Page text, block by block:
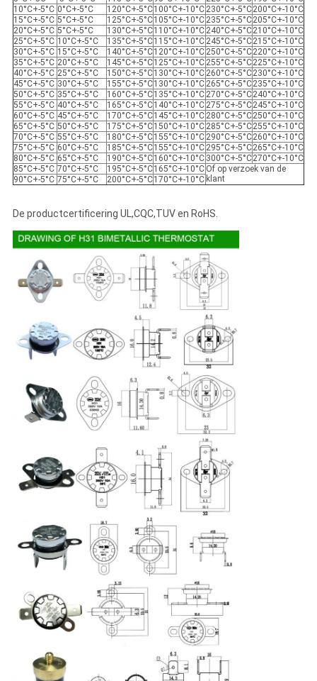
10°C+-5°C 0°C+-5°C 120°C+-5°C100°C+-10°C 230°C+-5°C200°C+-10°C
15°C+-5°C 5°C+-5°C 125°C+-5°C105°C+-10°C 235°C+-5°C205°C+-10°C
20°C+-5°C 5°C+-5°C 130°C+-5°C110°C+-10°C 240°C+-5°C210°C+-10°C
25°C+-5°C 10°C+-5°C 135°C+-5°C115°C+-10°C 245°C+-5°C215°C+-10°C
30°C+-5°C 15°C+-5°C 140°C+-5°C120°C+-10°C 250°C+-5°C220°C+-10°C
35°C+-5°C 20°C+-5°C 145°C+-5°C125°C+-10°C 255°C+-5°C225°C+-10°C
40°C+-5°C 25°C+-5°C 150°C+-5°C130°C+-10°C 260°C+-5°C230°C+-10°C
45°C+-5°C 30°C+-5°C 155°C+-5°C130°C+-10°C 265°C+-5°C235°C+-10°C
50°C+-5°C 35°C+-5°C 160°C+-5°C135°C+-10°C 270°C+-5°C240°C+-10°C
55°C+-5°C 40°C+-5°C 165°C+-5°C140°C+-10°C 275°C+-5°C245°C+-10°C
60°C+-5°C 45°C+-5°C 170°C+-5°C145°C+-10°C 280°C+-5°C250°C+-10°C
65°C+-5°C 50°C+-5°C 175°C+-5°C150°C+-10°C 285°C+-5°C255°C+-10°C
70°C+-5°C 55°C+-5°C 180°C+-5°C155°C+-10°C 290°C+-5°C260°C+-10°C
75°C+-5°C 60°C+-5°C 185°C+-5°C155°C+-10°C 295°C+-5°C265°C+-10°C
80°C+-5°C 65°C+-5°C 190°C+-5°C160°C+-10°C 300°C+-5°C270°C+-10°C
85°C+-5°C 70°C+-5°C 195°C+-5°C165°C+-10°C Of op verzoek van de
klant
90°C+-5°C 75°C+-5°C 200°C+-5°C170°C+-10°C
De productcertificering UL,CQC,TUV en RoHS.